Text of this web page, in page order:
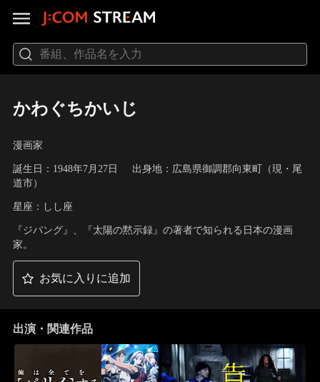
かわぐちかいじ
漫画家
誕生日：1948年7月27日
出身地：広島県御調郡向東町（現・尾
道市）
星座：しし座
『ジパング』、『太陽の黙示録』の著者で知られる日本の漫画
家。
お気に入りに追加
出演・関連作品